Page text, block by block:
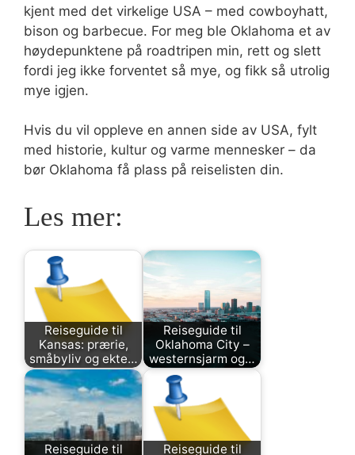
kjent med det virkelige USA – med cowboyhatt,
bison og barbecue. For meg ble Oklahoma et av
høydepunktene på roadtripen min, rett og slett
fordi jeg ikke forventet så mye, og fikk så utrolig
mye igjen.
Hvis du vil oppleve en annen side av USA, fylt
med historie, kultur og varme mennesker – da
bør Oklahoma få plass på reiselisten din.
Les mer:
Reiseguide til
Kansas: prærie,
småbyliv og ekte…
Reiseguide til
Oklahoma City –
westernsjarm og…
Reiseguide til Reiseguide til